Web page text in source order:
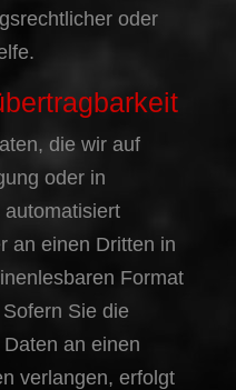
oder
die wir auf
oder in
automatisiert
an einen Dritten in
Format
Sie die
an einen
verlangen, erfolgt